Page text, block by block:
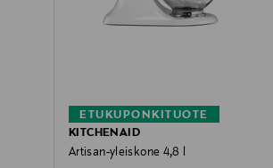
ETUKUPONKITUOTE
KITCHENAID
Artisan-yleiskone 4,8 l